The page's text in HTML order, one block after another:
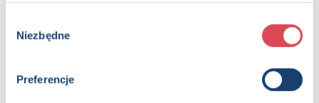
zgody
Niezbędne
Preferencje